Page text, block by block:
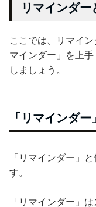
リマインダー
ここでは、リマイ
マインダー」を上
しましょう。
「リマインダ
「リマインダー」
す。
「リマインダー」は